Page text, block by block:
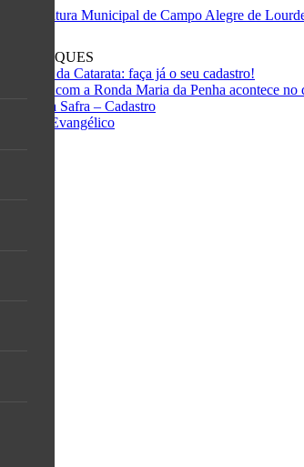
DESTAQUES
Mutirão da Catarata: faça já o seu cadastro!
Palestra com a Ronda Maria da Penha acontece
Garantia Safra – Cadastro
Dia do Evangélico